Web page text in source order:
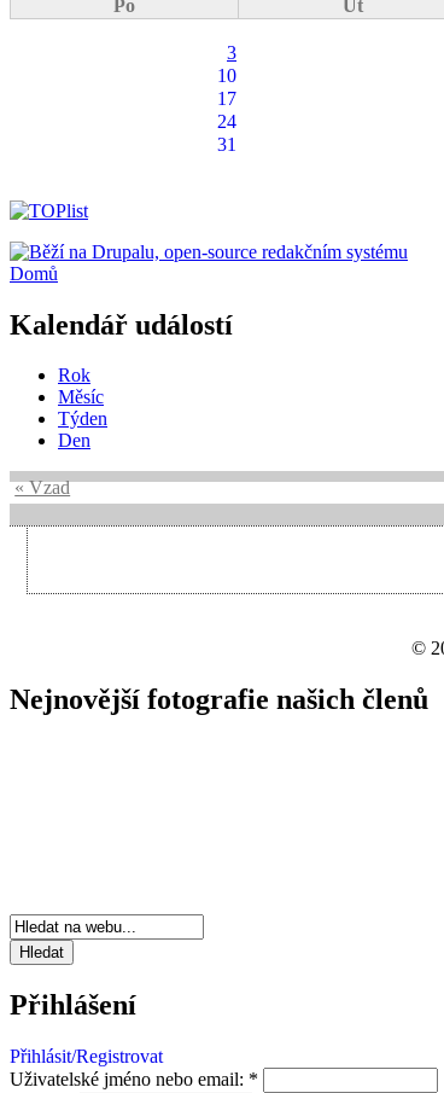
Po Út
3
10
17
24
31
Domů
Kalendář událostí
Rok
Měsíc
Týden
Den
« Vzad
©
Nejnovější fotografie našich členů
Přihlášení
Přihlásit/Registrovat
Uživatelské jméno nebo email: *